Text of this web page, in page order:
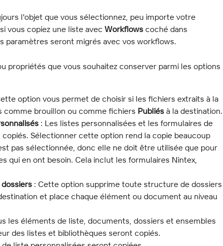
l'objet que vous sélectionnez, peu importe votre
vous copiez une liste avec Workflows coché dans
paramètres seront migrés avec vos workflows.
propriétés que vous souhaitez conserver parmi les options
option vous permet de choisir si les fichiers extraits à la
comme brouillon ou comme fichiers Publiés à la destination.
: Les listes personnalisées et les formulaires de
Sélectionner cette option rend la copie beaucoup
pas sélectionnée, donc elle ne doit être utilisée que pour
qui en ont besoin. Cela inclut les formulaires Nintex,
: Cette option supprime toute structure de dossiers
et place chaque élément ou document au niveau
les éléments de liste, documents, dossiers et ensembles
des listes et bibliothèques seront copiés.